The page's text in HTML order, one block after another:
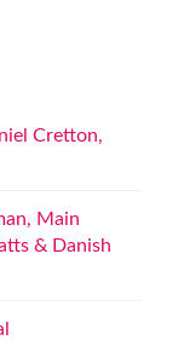
Cretton,
Main
& Danish